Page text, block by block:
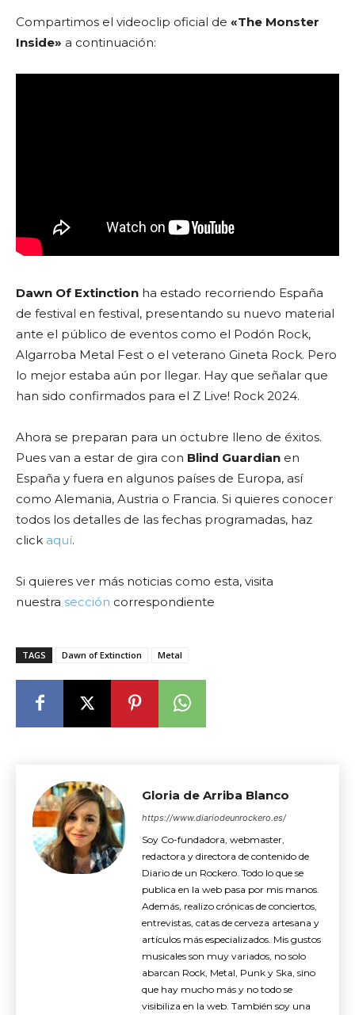
Compartimos el videoclip oficial de «The Monster
Inside» a continuación:
Dawn Of Extinction ha estado recorriendo España
de festival en festival, presentando su nuevo material
ante el público de eventos como el Podón Rock,
Algarroba Metal Fest o el veterano Gineta Rock. Pero
lo mejor estaba aún por llegar. Hay que señalar que
han sido confirmados para el Z Live! Rock 2024.
Ahora se preparan para un octubre lleno de éxitos.
Pues van a estar de gira con Blind Guardian en
España y fuera en algunos países de Europa, así
como Alemania, Austria o Francia. Si quieres conocer
todos los detalles de las fechas programadas, haz
click aquí.
Si quieres ver más noticias como esta, visita
nuestra sección correspondiente
TAGS Dawn of Extinction Metal
Gloria de Arriba Blanco
https://www.diariodeunrockero.es/
Soy Co-fundadora, webmaster,
redactora y directora de contenido de
Diario de un Rockero. Todo lo que se
publica en la web pasa por mis manos.
Además, realizo crónicas de conciertos,
entrevistas, catas de cerveza artesana y
artículos más especializados. Mis gustos
musicales son muy variados, no solo
abarcan Rock, Metal, Punk y Ska, sino
que hay mucho más y no todo se
visibiliza en la web. También soy una